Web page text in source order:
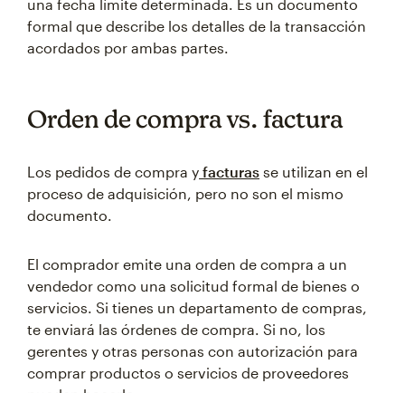
una fecha límite determinada. Es un documento
formal que describe los detalles de la transacción
acordados por ambas partes.
Orden de compra vs. factura
Los pedidos de compra y facturas se utilizan en el
proceso de adquisición, pero no son el mismo
documento.
El comprador emite una orden de compra a un
vendedor como una solicitud formal de bienes o
servicios. Si tienes un departamento de compras,
te enviará las órdenes de compra. Si no, los
gerentes y otras personas con autorización para
comprar productos o servicios de proveedores